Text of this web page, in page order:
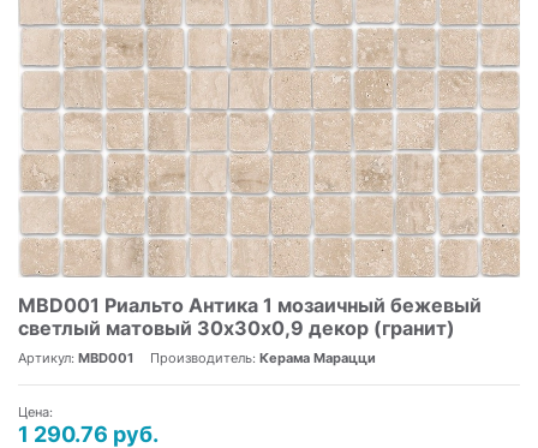
MBD001 Риальто Антика 1 мозаичный бежевый
светлый матовый 30х30х0,9 декор (гранит)
Артикул: MBD001 Производитель: Керама Марацци
Цена:
1 290.76 руб.